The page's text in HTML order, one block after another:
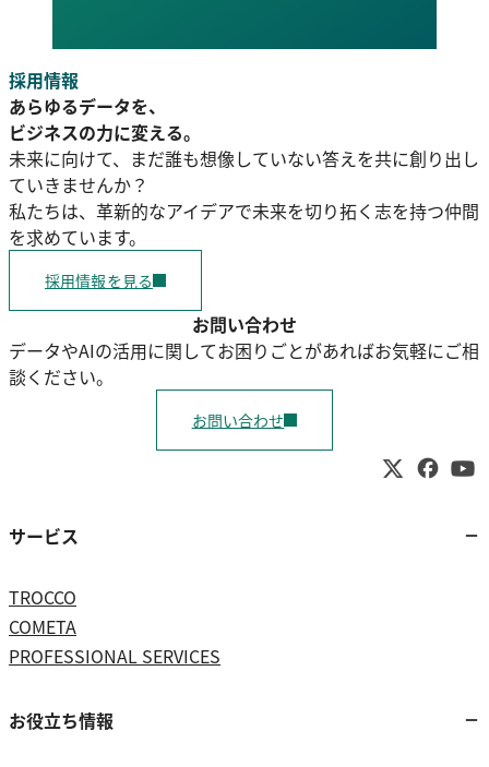
採用情報
あらゆるデータを、
ビジネスの力に変える。
未来に向けて、まだ誰も想像していない答えを共に創り出し
ていきませんか？
私たちは、革新的なアイデアで未来を切り拓く志を持つ仲間
を求めています。
採用情報を見る
お問い合わせ
データやAIの活用に関してお困りごとがあればお気軽にご相
談ください。
お問い合わせ
サービス
TROCCO
COMETA
PROFESSIONAL SERVICES
お役立ち情報